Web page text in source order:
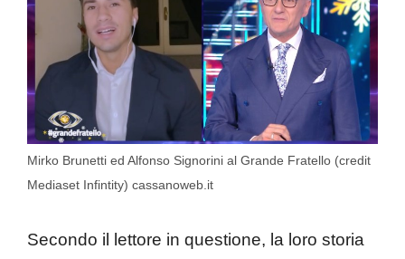
Mirko Brunetti ed Alfonso Signorini al Grande Fratello (credit
Mediaset Infintity) cassanoweb.it
Secondo il lettore in questione, la loro storia